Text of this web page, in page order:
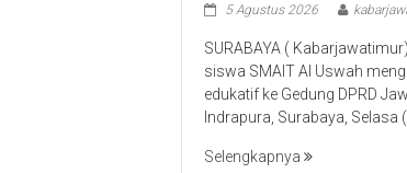
5 Agustus 2026
SURABAYA (
siswa SMAIT Al Uswah
edukatif ke Gedung DPRD
Indrapura, Surabaya, Selasa
Selengkapnya